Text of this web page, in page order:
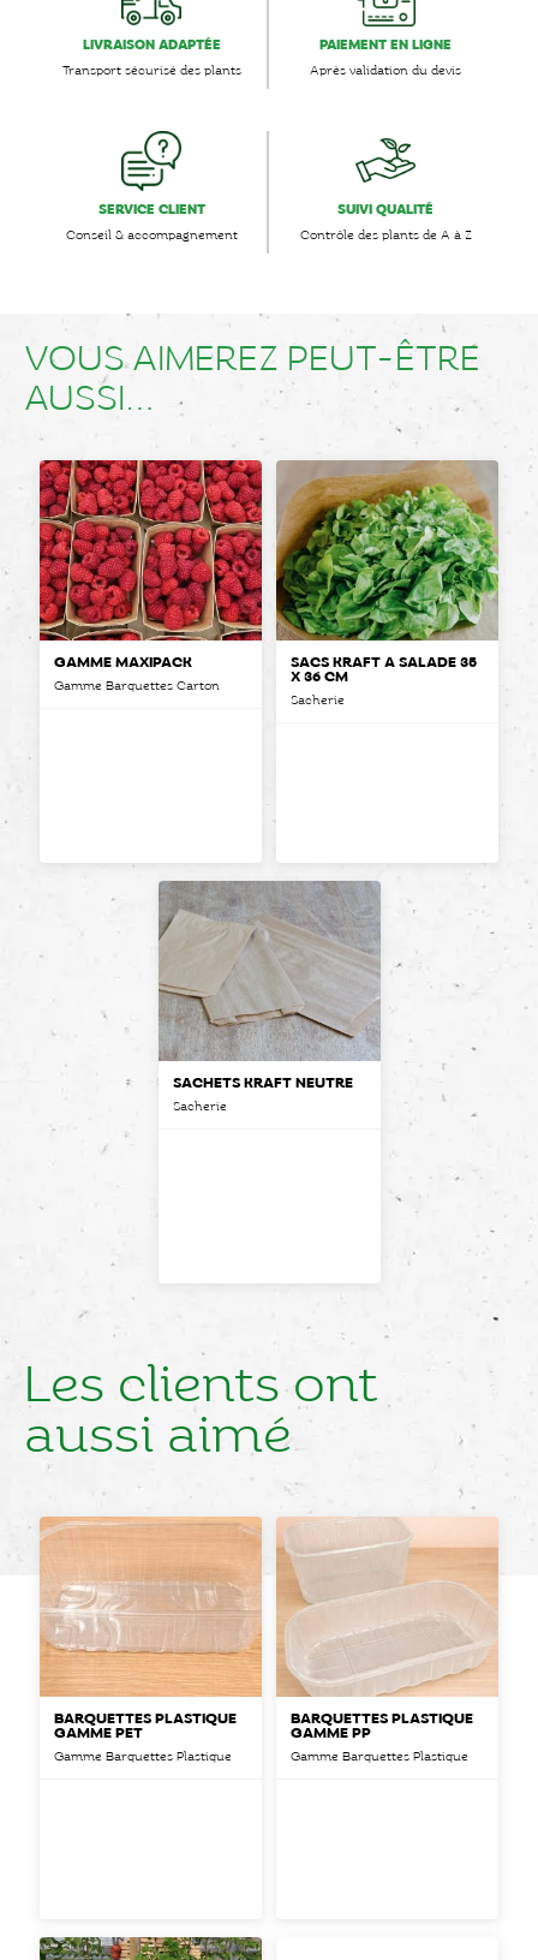
LIVRAISON ADAPTÉE
Transport sécurisé des plants
PAIEMENT EN LIGNE
Après validation du devis
SERVICE CLIENT
Conseil & accompagnement
SUIVI QUALITÉ
Contrôle des plants de A à Z
VOUS AIMEREZ PEUT-ÊTRE
AUSSI…
GAMME MAXIPACK
Gamme Barquettes Carton
SACS KRAFT À SALADE 35
X 36 CM
Sacherie
SACHETS KRAFT NEUTRE
Sacherie
Les clients ont
aussi aimé
BARQUETTES PLASTIQUE
GAMME PET
Gamme Barquettes Plastique
BARQUETTES PLASTIQUE
GAMME PP
Gamme Barquettes Plastique